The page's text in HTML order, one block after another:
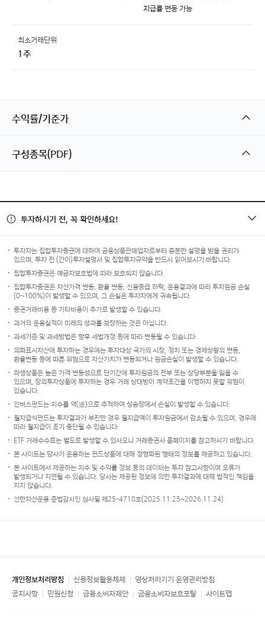
지급률 변동 가능
최소거래단위
1주
수익률/기준가
구성종목(PDF)
투자하시기 전, 꼭 확인하세요!
투자자는 집합투자증권에 대하여 금융상품판매업자로부터 충분한 설명을 받을 권리가
있으며, 투자 전 (간이)투자설명서 및 집합투자규약을 반드시 읽어보시기 바랍니다.
집합투자증권은 예금자보호법에 따라 보호되지 않습니다.
집합투자증권은 자산가격 변동, 환율 변동, 신용등급 하락, 운용결과에 따라 투자원금 손실
(0~100%)이 발생할 수 있으며, 그 손실은 투자자에게 귀속됩니다.
증권거래비용 등 기타비용이 추가로 발생할 수 있습니다.
과거의 운용실적이 미래의 성과를 보장하는 것은 아닙니다.
과세기준 및 과세방법은 향후 세법개정 등에 따라 변동될 수 있습니다.
외화표시자산에 투자하는 경우에는 투자대상 국가의 시장, 정치 또는 경제상황의 변동,
환율변동 등에 따른 위험으로 자산가치가 변동되거나 원금손실이 발생할 수 있습니다.
파생상품은 높은 가격 변동성으로 단기간에 투자원금의 전부 또는 상당부분을 잃을 수
있으며, 장외투자상품에 투자하는 경우 거래 상대방이 계약조건을 이행하지 못할 위험이
있습니다.
인버스펀드는 지수를 역(逆)으로 추적하여 상승장에서 손실이 발생할 수 있습니다.
월지급식펀드는 투자결과가 부진한 경우 월지급액이 투자원금에서 감소될 수 있으며, 경우에
따라 월지급이 조기 중단될 수 있습니다.
ETF 거래수수료는 별도로 발생할 수 있사오니 거래증권사 홈페이지를 참고하시기 바랍니다.
본 사이트는 당사가 운용하는 펀드상품에 대해 정형화된 형태의 정보를 제공하고 있습니다.
본 사이트에서 제공하는 지수 및 수익률 정보 등의 데이터는 투자 참고사항이며 오류가
발생되거나 지연될 수 있습니다. 당사는 제공된 정보에 의한 투자결과에 대해 법적인 책임을
지지 않습니다.
신한자산운용 준법감시인 심사필 제25-4718호(2025.11.25~2026.11.24)
개인정보처리방침 신용정보활용체제
영상처리기기 운영관리방침
공지사항
민원신청 금융소비자제안 금융소비자보호포탈 사이트맵